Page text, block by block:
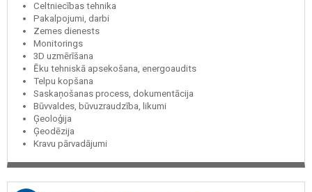
Celtniecības tehnika
Pakalpojumi, darbi
Zemes dienests
Monitorings
3D uzmērīšana
Ēku tehniskā apsekošana, energoaudits
Telpu kopšana
Saskaņošanas process, dokumentācija
Būvvaldes, būvuzraudzība, likumi
Ģeoloģija
Ģeodēzija
Kravu pārvadājumi